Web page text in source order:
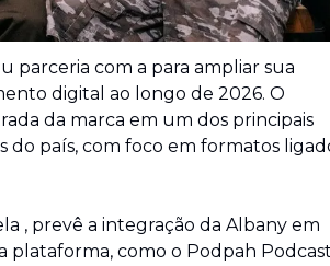
parceria com a para ampliar sua
digital ao longo de 2026. O
da marca em um dos principais
do país, com foco em formatos
, prevê a integração da Albany em
como o Podpah